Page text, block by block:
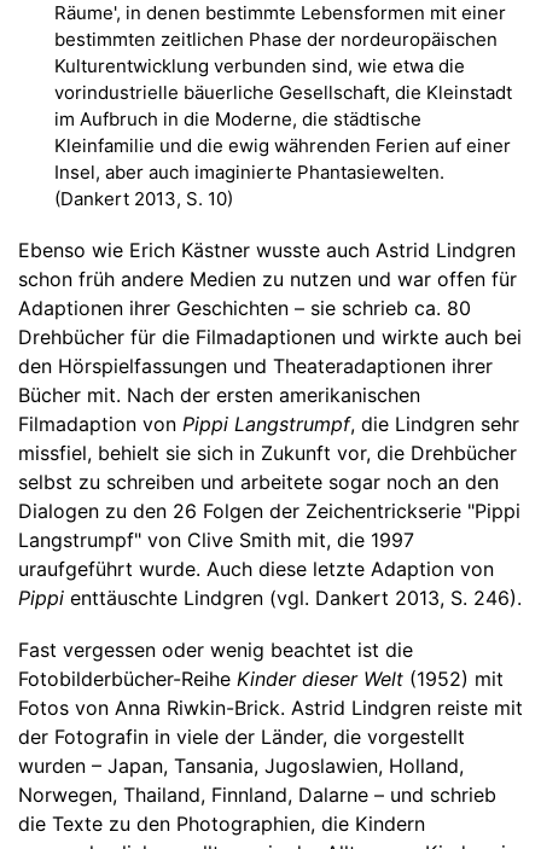
Räume', in denen bestimmte Lebensformen mit einer
bestimmten zeitlichen Phase der nordeuropäischen
Kulturentwicklung verbunden sind, wie etwa die
vorindustrielle bäuerliche Gesellschaft, die Kleinstadt
im Aufbruch in die Moderne, die städtische
Kleinfamilie und die ewig währenden Ferien auf einer
Insel, aber auch imaginierte Phantasiewelten.
(Dankert 2013, S. 10)
Ebenso wie Erich Kästner wusste auch Astrid Lindgren
schon früh andere Medien zu nutzen und war offen für
Adaptionen ihrer Geschichten – sie schrieb ca. 80
Drehbücher für die Filmadaptionen und wirkte auch bei
den Hörspielfassungen und Theateradaptionen ihrer
Bücher mit. Nach der ersten amerikanischen
Filmadaption von Pippi Langstrumpf, die Lindgren sehr
missfiel, behielt sie sich in Zukunft vor, die Drehbücher
selbst zu schreiben und arbeitete sogar noch an den
Dialogen zu den 26 Folgen der Zeichentrickserie "Pippi
Langstrumpf" von Clive Smith mit, die 1997
uraufgeführt wurde. Auch diese letzte Adaption von
Pippi enttäuschte Lindgren (vgl. Dankert 2013, S. 246).
Fast vergessen oder wenig beachtet ist die
Fotobilderbücher-Reihe Kinder dieser Welt (1952) mit
Fotos von Anna Riwkin-Brick. Astrid Lindgren reiste mit
der Fotografin in viele der Länder, die vorgestellt
wurden – Japan, Tansania, Jugoslawien, Holland,
Norwegen, Thailand, Finnland, Dalarne – und schrieb
die Texte zu den Photographien, die Kindern